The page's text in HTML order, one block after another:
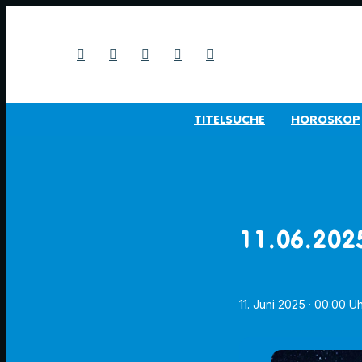
TITELSUCHE HOROSKOP
11. Juni 2025 · 00:00